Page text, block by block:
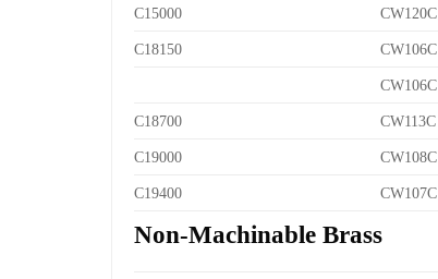
C15000 CW120C
C18150 CW106C
CW106C
C18700 CW113C
C19000 CW108C
C19400 CW107C
Non-Machinable Brass